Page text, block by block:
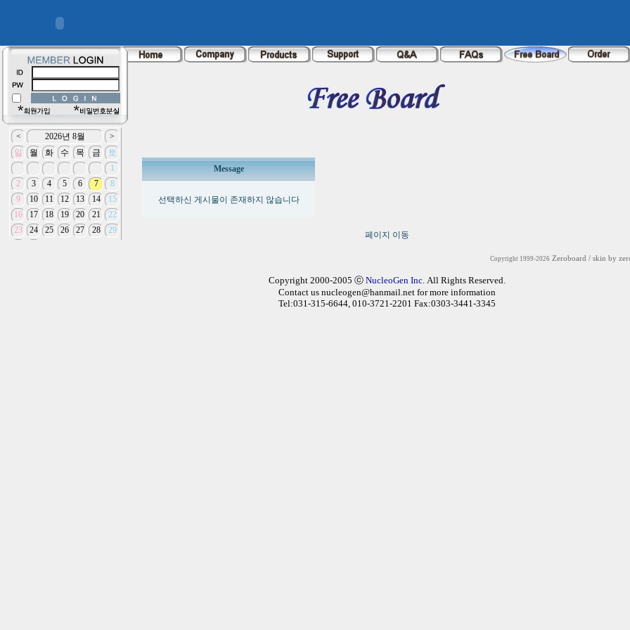
Message
선택하신 게시물이 존재하지 않습니다
페이지 이동
Copyright 1999-2026 Zeroboard / skin by
Copyright 2000-2005 ⓒ NucleoGen Inc. All Rights Reserved.
Contact us nucleogen@hanmail.netfor more information
Tel:031-315-6644, 010-3721-2201 Fax:0303-3441-3345